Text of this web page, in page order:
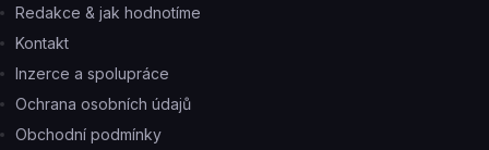
Redakce & jak hodnotíme
Kontakt
Inzerce a spolupráce
Ochrana osobních údajů
Obchodní podmínky